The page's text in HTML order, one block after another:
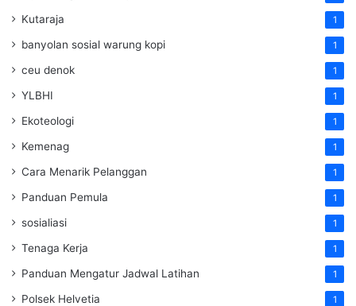
Kutaraja 1
banyolan sosial warung kopi 1
ceu denok 1
YLBHI 1
Ekoteologi 1
Kemenag 1
Cara Menarik Pelanggan 1
Panduan Pemula 1
sosialiasi 1
Tenaga Kerja 1
Panduan Mengatur Jadwal Latihan 1
Polsek Helvetia 1